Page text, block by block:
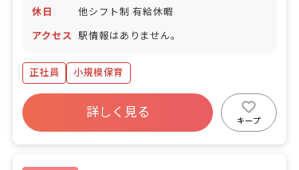
休日 他シフト制 有給休暇
アクセス 駅情報はありません。
正社員 小規模保育
詳しく見る
キープ